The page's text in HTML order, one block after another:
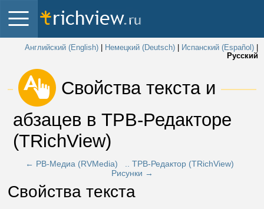
Английский (English) Немецкий (Deutsch) Испанский (Español)
Русский
Свойства текста и
абзацев в ТРВ-Редакторе
(TRichView)
← РВ-Медиа (RVMedia)
.. ТРВ-Редактор (TRichView)
Рисунки →
Свойства текста